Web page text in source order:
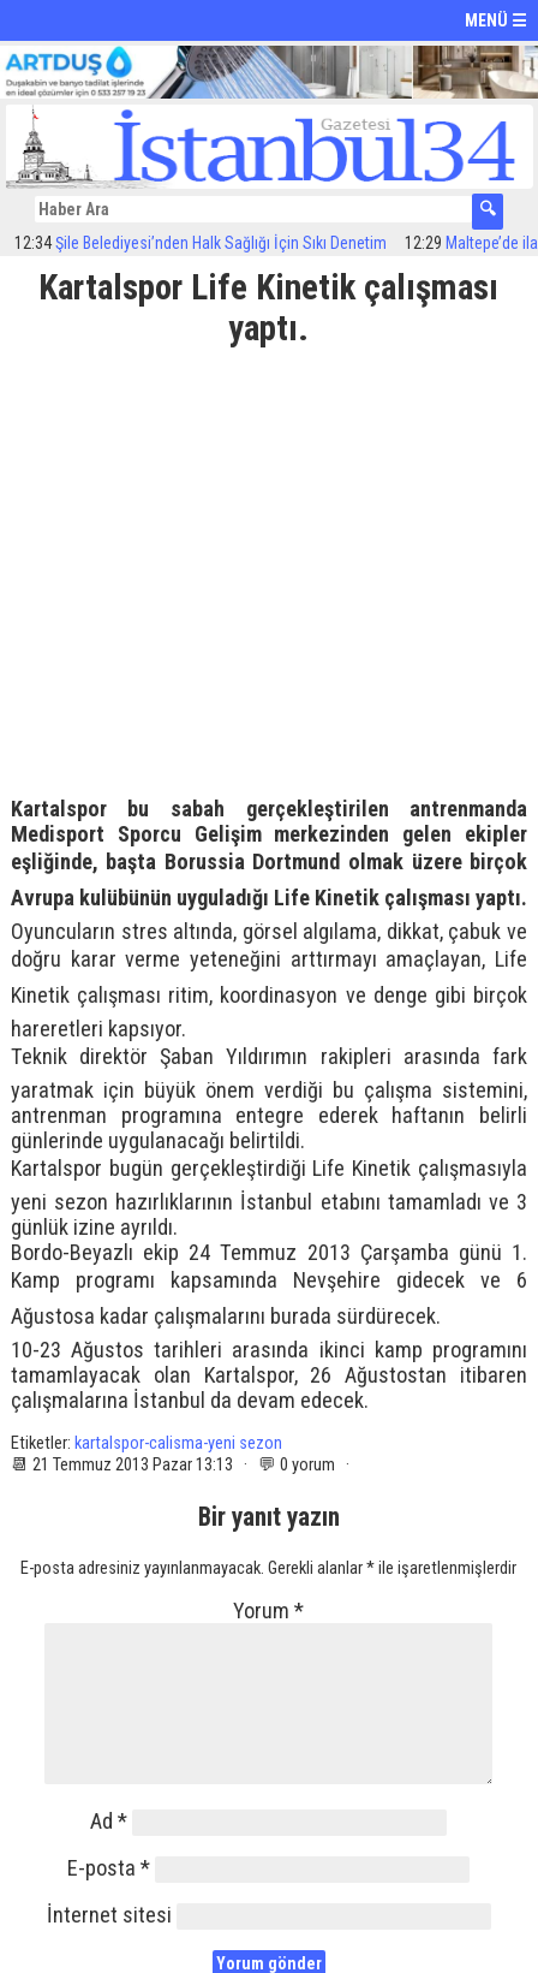
MENÜ ☰
Şile Belediyesi’nden Halk Sağlığı İçin Sıkı Denetim 12:29 Maltepe’de
Kartalspor Life Kinetik çalışması
yaptı.
Kartalspor bu sabah gerçekleştirilen antrenmanda
Medisport Sporcu Gelişim merkezinden gelen ekipler
eşliğinde, başta Borussia Dortmund olmak üzere birçok
Avrupa kulübünün uyguladığı Life Kinetik çalışması yaptı.
Oyuncuların stres altında, görsel algılama, dikkat, çabuk ve
doğru karar verme yeteneğini arttırmayı amaçlayan, Life
Kinetik çalışması ritim, koordinasyon ve denge gibi birçok
hareretleri kapsıyor.
Teknik direktör Şaban Yıldırımın rakipleri arasında fark
yaratmak için büyük önem verdiği bu çalışma sistemini,
antrenman programına entegre ederek haftanın belirli
günlerinde uygulanacağı belirtildi.
Kartalspor bugün gerçekleştirdiği Life Kinetik çalışmasıyla
yeni sezon hazırlıklarının İstanbul etabını tamamladı ve 3
günlük izine ayrıldı.
Bordo-Beyazlı ekip 24 Temmuz 2013 Çarşamba günü 1.
Kamp programı kapsamında Nevşehire gidecek ve 6
Ağustosa kadar çalışmalarını burada sürdürecek.
10-23 Ağustos tarihleri arasında ikinci kamp programını
tamamlayacak olan Kartalspor, 26 Ağustostan itibaren
çalışmalarına İstanbul da devam edecek.
Etiketler: kartalspor-calisma-yeni sezon
📆 21 Temmuz 2013 Pazar 13:13 · 💬 0 yorum ·
Bir yanıt yazın
E-posta adresiniz yayınlanmayacak. Gerekli alanlar*ile işaretlenmişlerdir
Yorum*
Ad*
E-posta*
İnternet sitesi